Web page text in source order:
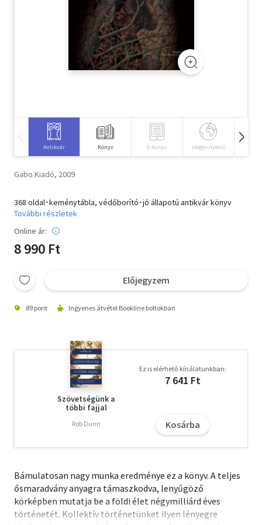
Tankönyv, segédkönyv
Társadalomtudomány
Történelem
Antikvár Könyv E-könyv Idegen nyelvű
Gabo Kiadó, 2009
368 oldal･keménytábla, védőborító･jó állapotú antikvár könyv
További részletek
Online ár:
8 990 Ft
Előjegyzem
89 pont Ingyenes átvétel Bookline boltokban
Szövetségünk a
többi fajjal
Rob Dunn
Ez is elérhető kínálatunkban:
7 641 Ft
Kosárba
Bámulatosan nagy munka eredménye ez a könyv. A teljes
ősmaradvány anyagra támaszkodva, lenyűgöző
körképben mutatja be a földi élet négymilliárd éves
történetét. Kollektív történetünket ilyen lényegre